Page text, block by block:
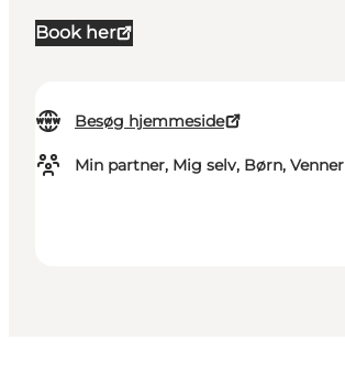
Book her
Besøg hjemmeside
Min partner, Mig selv, Børn, Venner